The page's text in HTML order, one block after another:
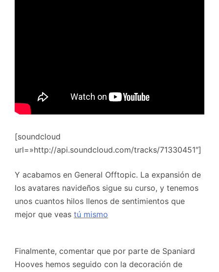
[soundcloud
url=»http://api.soundcloud.com/tracks/71330451″]
Y acabamos en General Offtopic. La expansión de
los avatares navideños sigue su curso, y tenemos
unos cuantos hilos llenos de sentimientos que
mejor que veas tú mismo
Finalmente, comentar que por parte de Spaniard
Hooves hemos seguido con la decoración de